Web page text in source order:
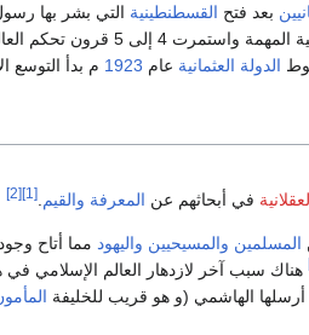
بعد فتح القسطنطينية التي بشر بها
وقاموا بتوحيد الكثير من الأماكن العربية
الدولة العثمانية عام 1923 م بدأ التوسع
في أبحاثهم عن المعرفة والقيم [1]
[2]
المسلمين والمسيحيين واليهود مما أتاح
هناك سبب آخر لازدهار العالم الإسلامي في
الهاشمي (و هو قريب للخليفة